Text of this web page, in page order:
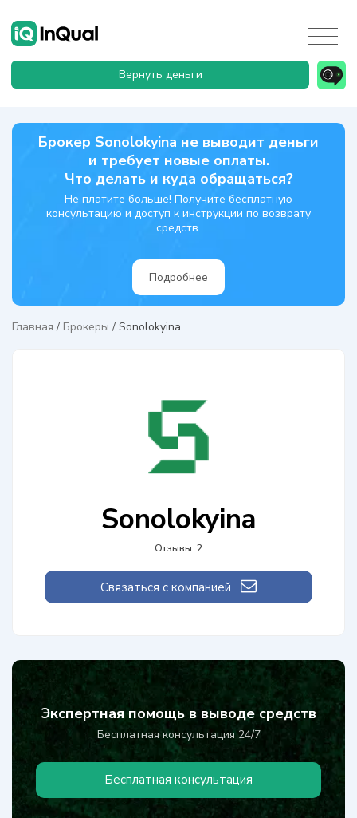
Вернуть деньги
Брокер Sonolokyina не выводит деньги
и требует новые оплаты.
Что делать и куда обращаться?
Не платите больше! Получите бесплатную
консультацию и доступ к инструкции по возврату
средств.
Подробнее
Главная / Брокеры / Sonolokyina
Sonolokyina
Отзывы: 2
Связаться с компанией
Экспертная помощь в выводе средств
Бесплатная консультация 24/7
Бесплатная консультация